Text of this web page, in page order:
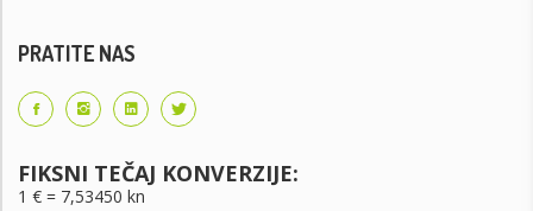
PRATITE NAS
FIKSNI TEČAJ KONVERZIJE:
1 € = 7,53450 kn